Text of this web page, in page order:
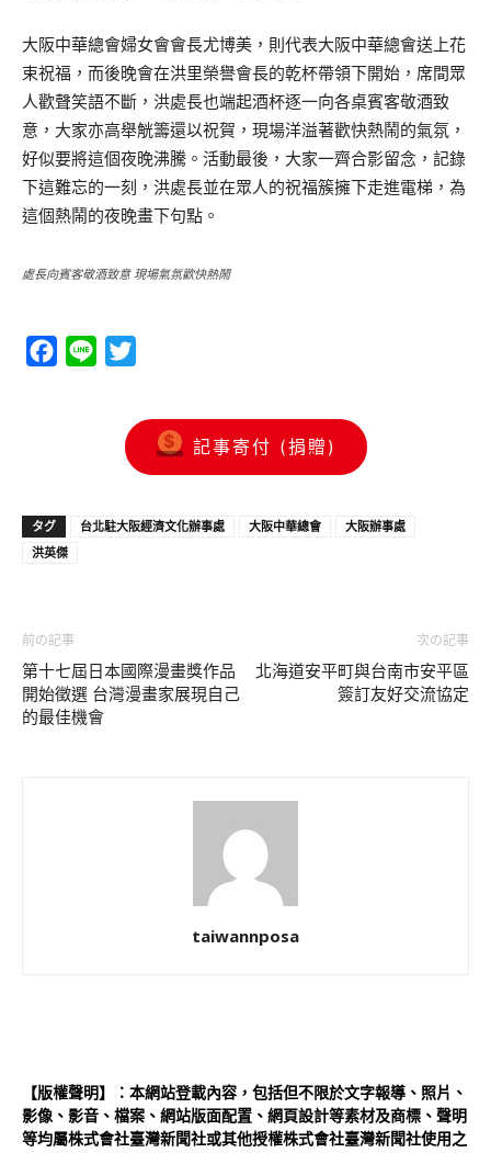
大阪中華總會婦女會會長尤博美，則代表大阪中華總會送上花
束祝福，而後晚會在洪里榮譽會長的乾杯帶領下開始，席間眾
人歡聲笑語不斷，洪處長也端起酒杯逐一向各桌賓客敬酒致
意，大家亦高舉觥籌還以祝賀，現場洋溢著歡快熱鬧的氣氛，
好似要將這個夜晚沸騰。活動最後，大家一齊合影留念，記錄
下這難忘的一刻，洪處長並在眾人的祝福簇擁下走進電梯，為
這個熱鬧的夜晚畫下句點。
處長向賓客敬酒致意 現場氣氛歡快熱鬧
Facebook
Line
記事寄付 (捐贈)
タグ 台北駐大阪經濟文化辦事處 大阪中華總會
大阪辦事處
洪英傑
前の記事
第十七屆日本國際漫畫獎作品
開始徵選 台灣漫畫家展現自己
的最佳機會
次の記事
北海道安平町與台南市安平區
簽訂友好交流協定
taiwannposa
【版權聲明】：本網站登載內容，包括但不限於文字報導、照片、
影像、影音、檔案、網站版面配置、網頁設計等素材及商標、聲明
等均屬株式會社臺灣新聞社或其他授權株式會社臺灣新聞社使用之